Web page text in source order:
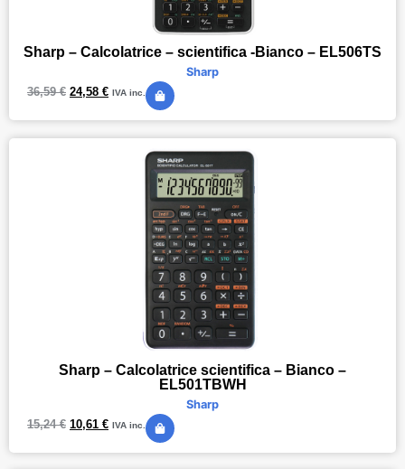
Sharp – Calcolatrice – scientifica -Bianco – EL506TS
Sharp
36,59€ 24,58 € IVA inc.
Sharp – Calcolatrice scientifica – Bianco –
EL501TBWH
Sharp
15,24€ 10,61 € IVA inc.